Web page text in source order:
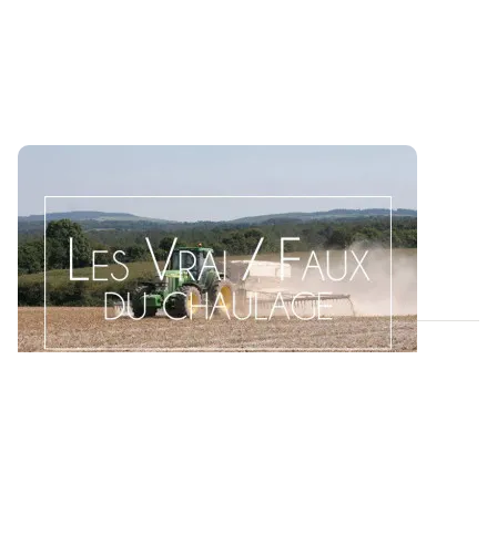
La chasse aux idées reçues sur le raisonnement du
chaulage est ouverte ! Découvrez une...
07 AOÛT 2026